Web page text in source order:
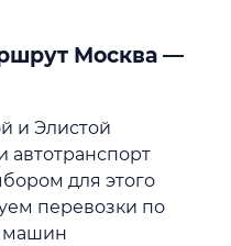
Москва —
и Элистой
автотранспорт
для этого
перевозки по
машин